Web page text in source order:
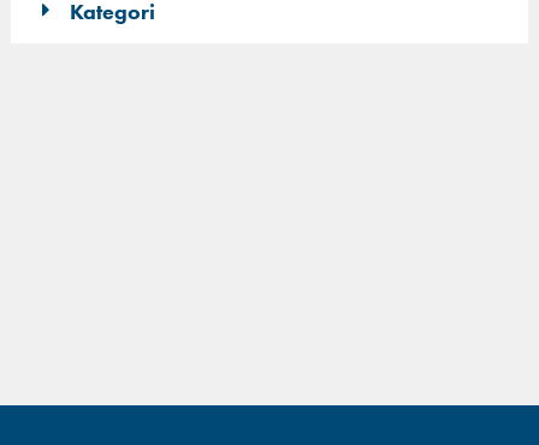
Kategori